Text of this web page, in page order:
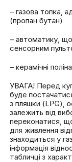
– газова топка,
(пропан бутан)
– автоматику,
сенсорним
– керамічні
УВАГА! Перед
буде
з пляшки (LPG),
залежить від
переконатися,
для живлення
знаходиться у
інформація
табличці з